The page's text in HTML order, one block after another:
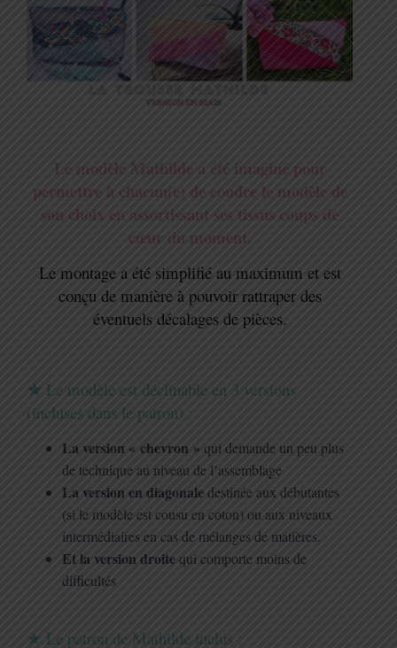
Le modèle Mathilde a été imaginé pour
permettre à chacun(e) de coudre le modèle de
son choix en assortissant ses tissus coups de
cœurdu moment.
Le montage a été simplifié au maximum et est
conçu de manière à pouvoir rattraper des
éventuels décalages de pièces.
★ Le modèle est déclinable en 3 versions
(incluses dans le patron) :
La version « chevron » qui demande un peu plus
de technique au niveau de l’assemblage
La version en diagonaledestinée aux débutantes
(si le modèle est cousu en coton) ou aux niveaux
intermédiaires en cas de mélanges de matières.
Et la version droitequi comporte moins de
difficultés
★ Le patron de Mathilde inclus :